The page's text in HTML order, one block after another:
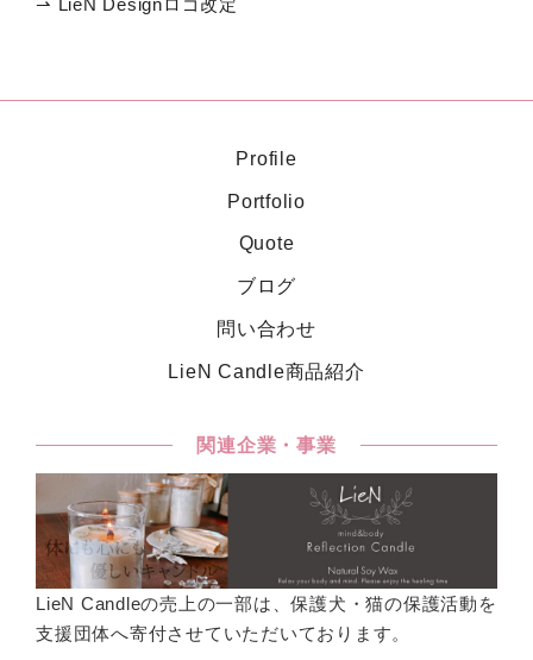
⇀ LieN Designロゴ改定
Profile
Portfolio
Quote
ブログ
問い合わせ
LieN Candle商品紹介
関連企業・事業
LieN Candleの売上の一部は、保護犬・猫の保護活動を
支援団体へ寄付させていただいております。